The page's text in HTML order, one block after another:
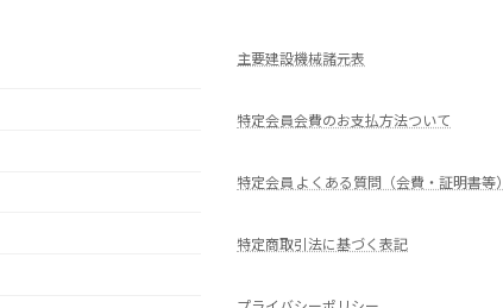
主要建設機械諸元表
特定会員会費のお支払方法ついて
特定会員 よくある質問（会費・証明書等）
特定商取引法に基づく表記